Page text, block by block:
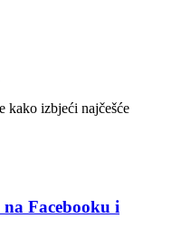
kako izbjeći najčešće
Facebooku i